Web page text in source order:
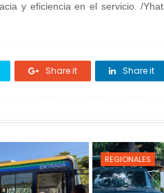
y eficiencia en el servicio. /
Share it Share it
REGIONALES